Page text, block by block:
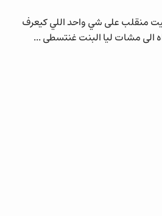
منقلب على شي واحد اللي كيعرف
الى مشات ليا البنت غنتسطى ...